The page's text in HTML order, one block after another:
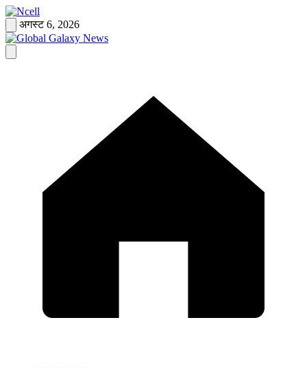
Skip
to
content
अगस्ट 6, 2026